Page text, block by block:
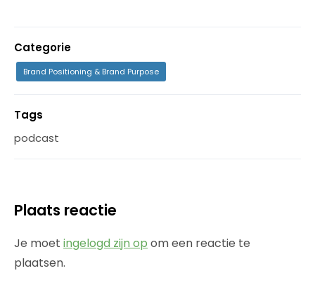
Categorie
Brand Positioning & Brand Purpose
Tags
podcast
Plaats reactie
Je moet ingelogd zijn op om een reactie te
plaatsen.